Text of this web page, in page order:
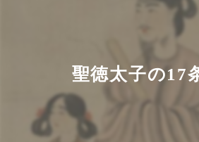
聖徳太子の17